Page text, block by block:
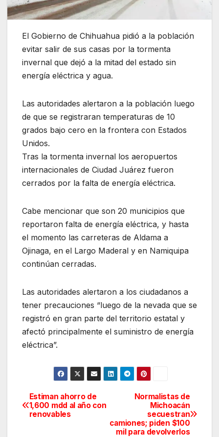
El Gobierno de Chihuahua pidió a la población
evitar salir de sus casas por la tormenta
invernal que dejó a la mitad del estado sin
energía eléctrica y agua.
Las autoridades alertaron a la población luego
de que se registraran temperaturas de 10
grados bajo cero en la frontera con Estados
Unidos.
Tras la tormenta invernal los aeropuertos
internacionales de Ciudad Juárez fueron
cerrados por la falta de energía eléctrica.
Cabe mencionar que son 20 municipios que
reportaron falta de energía eléctrica, y hasta
el momento las carreteras de Aldama a
Ojinaga, en el Largo Maderal y en Namiquipa
continúan cerradas.
Las autoridades alertaron a los ciudadanos a
tener precauciones “luego de la nevada que se
registró en gran parte del territorio estatal y
afectó principalmente el suministro de energía
eléctrica”.
Navegación
de
Normalistas de
Michoacán
secuestran
camiones; piden $100
mil para devolverlos
Estiman ahorro de
1,600 mdd al año con
renovables